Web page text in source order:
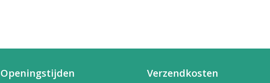
Openingstijden Verzendkosten